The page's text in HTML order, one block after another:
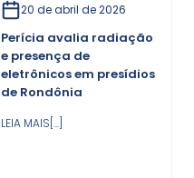
20 de abril de 2026
Perícia avalia radiação
e presença de
eletrônicos em presídios
de Rondônia
LEIA MAIS[...]